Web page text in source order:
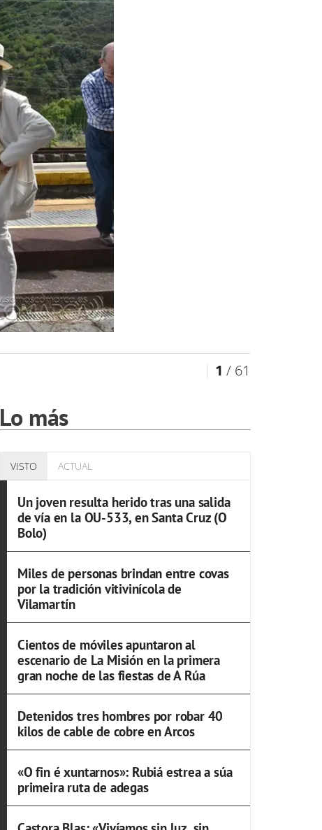
1 / 61
Lo más
VISTO ACTUAL
Un joven resulta herido tras una salida
de vía en la OU-533, en Santa Cruz (O
Bolo)
Miles de personas brindan entre covas
por la tradición vitivinícola de
Vilamartín
Cientos de móviles apuntaron al
escenario de La Misión en la primera
gran noche de las fiestas de A Rúa
Detenidos tres hombres por robar 40
kilos de cable de cobre en Arcos
«O fin é xuntarnos»: Rubiá estrea a súa
primeira ruta de adegas